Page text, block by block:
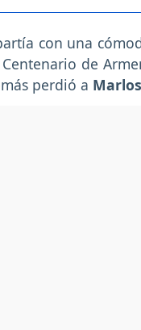
con una
de
perdió a